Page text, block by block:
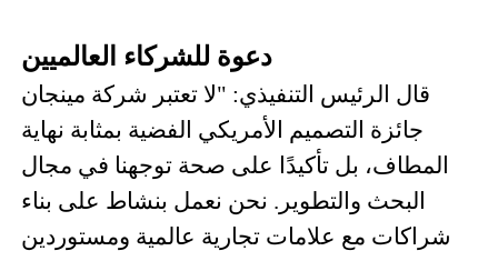
دعوة للشركاء العالميين
قال الرئيس التنفيذي: "لا تعتبر شركة مينجان
جائزة التصميم الأمريكي الفضية بمثابة نهاية
المطاف، بل تأكيدًا على صحة توجهنا في مجال
البحث والتطوير. نحن نعمل بنشاط على بناء
شراكات مع علامات تجارية عالمية ومستوردين